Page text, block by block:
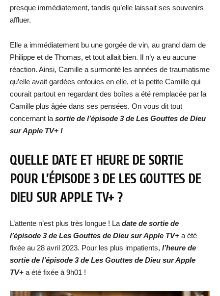
presque immédiatement, tandis qu’elle laissait ses souvenirs
affluer.
Elle a immédiatement bu une gorgée de vin, au grand dam de
Philippe et de Thomas, et tout allait bien. Il n’y a eu aucune
réaction. Ainsi, Camille a surmonté les années de traumatisme
qu’elle avait gardées enfouies en elle, et la petite Camille qui
courait partout en regardant des boîtes a été remplacée par la
Camille plus âgée dans ses pensées. On vous dit tout
concernant la sortie de l’épisode 3 de Les Gouttes de Dieu
sur Apple TV+ !
QUELLE DATE ET HEURE DE SORTIE
POUR L’ÉPISODE 3 DE LES GOUTTES DE
DIEU SUR APPLE TV+ ?
L’attente n’est plus très longue ! La date de sortie de
l’épisode 3 de Les Gouttes de Dieu sur Apple TV+ a été
fixée au 28 avril 2023. Pour les plus impatients, l’heure de
sortie de l’épisode 3 de Les Gouttes de Dieu sur Apple
TV+ a été fixée à 9h01 !